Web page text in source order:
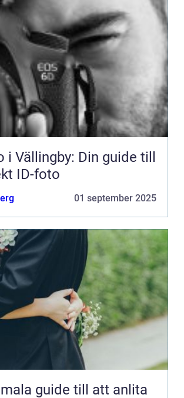
i Vällingby: Din guide till
ID-foto
01 september 2025
guide till att anlita